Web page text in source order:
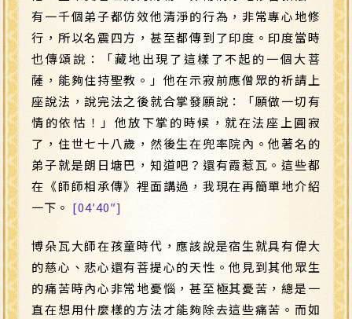
有一千個弟子都仿效他清淨的行為，非常專心地修
行，所以名震四方，甚至都傳到了印度。印度當時
也傳頌說：「藏地出現了這樣了不起的一個大菩
薩，能夠住持聖教。」他在示寂前應僧眾的祈請上
座說法，說完法之後就合掌發願說：「願做一切有
情的依怙！」他放下掌的時候，就在法座上圓寂
了，住世七十八歲，然後生在兜率院內。他著名的
弟子就是朗日塘巴，知道吧？還有霞惹瓦。這些都
在《師師相承傳》裡面講過，我現在再簡單地介紹
一下。 [04′40″]
博朵瓦大師在孩童時代，應該說是宿生就具有偉大
的慈心、悲心還有菩提心的天性。他見到其他眾生
的痛苦時內心非常地憂惱，甚至極其憂苦，總是一
直在想用什麼樣的方法才能夠除去這些痛苦。而如